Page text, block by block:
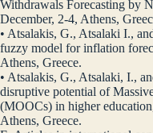
Withdrawals Forecasting by
December, 2-4, Athens,
• Atsalakis, G., Atsalaki I.,
fuzzy model for inflation
Athens, Greece.
• Atsalakis, G., Atsalaki, I.,
disruptive potential of
(MOOCs) in higher
Athens, Greece.